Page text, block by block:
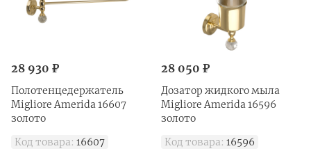
28 930 ₽
Полотенцедержатель
Migliore Amerida 16607
золото
Код товара: 16607
28 050 ₽
Дозатор жидкого мыла
Migliore Amerida 16596
золото
Код товара: 16596